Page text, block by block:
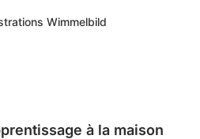
Wimmelbild
à la maison